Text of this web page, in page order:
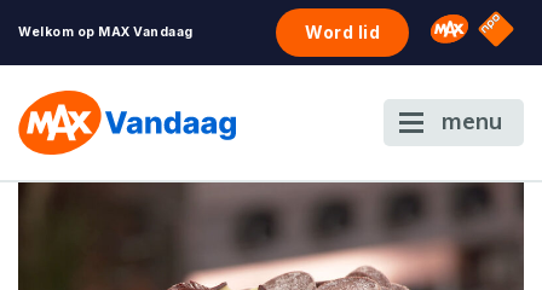
Welkom op MAX Vandaag Word lid Omroep
NPO
menu